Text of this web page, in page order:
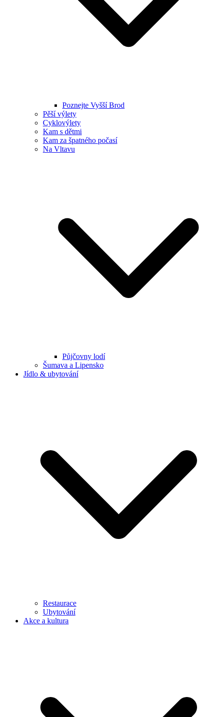
Poznejte Vyšší Brod
Pěší výlety
Cyklovýlety
Kam s dětmi
Kam za špatného počasí
Na Vltavu
Půjčovny lodí
Šumava a Lipensko
Jídlo & ubytování
Restaurace
Ubytování
Akce a kultura